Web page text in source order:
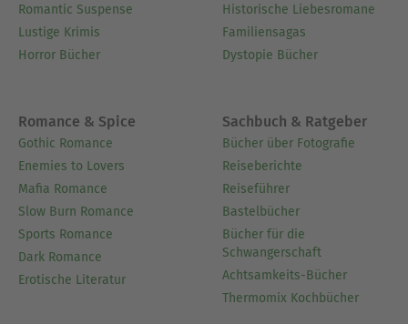
Romantic Suspense
Lustige Krimis
Horror Bücher
Historische Liebesromane
Familiensagas
Dystopie Bücher
Romance & Spice
Gothic Romance
Enemies to Lovers
Mafia Romance
Slow Burn Romance
Sports Romance
Dark Romance
Erotische Literatur
Sachbuch & Ratgeber
Bücher über Fotografie
Reiseberichte
Reiseführer
Bastelbücher
Bücher für die
Schwangerschaft
Achtsamkeits-Bücher
Thermomix Kochbücher